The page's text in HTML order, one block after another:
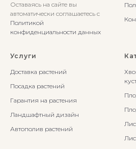
Оставаясь на сайте вы
автоматически соглашаетесь с
Политикой
конфиденциальности данных
Услуги
Доставка растений
Посадка растений
Гарантия на растения
Ландшафтный дизайн
Автополив растений